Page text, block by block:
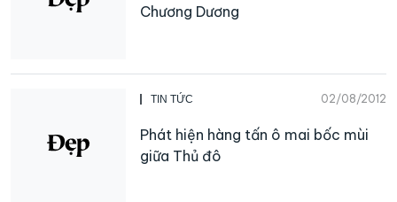
Chương Dương
TIN TỨC 02/08/2012
Phát hiện hàng tấn ô mai bốc mùi
giữa Thủ đô